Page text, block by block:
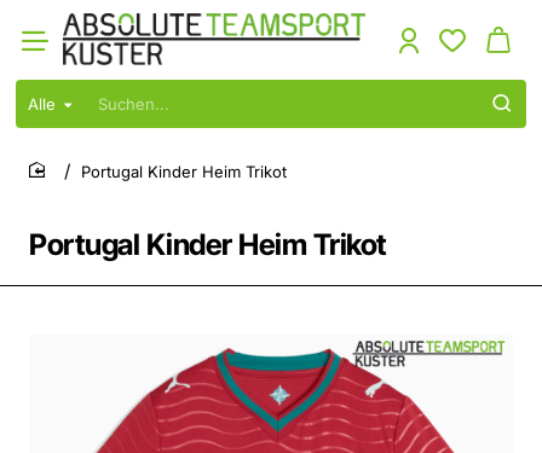
Alle
Suchen...
Portugal Kinder Heim Trikot
home
Portugal Kinder Heim Trikot